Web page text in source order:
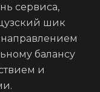
сервиса,
шик
балансу
и